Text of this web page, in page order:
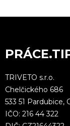
TRIVETO s.r.o.
Chelčického 686
533 51 Pardubice,
IČO: 216 44 322